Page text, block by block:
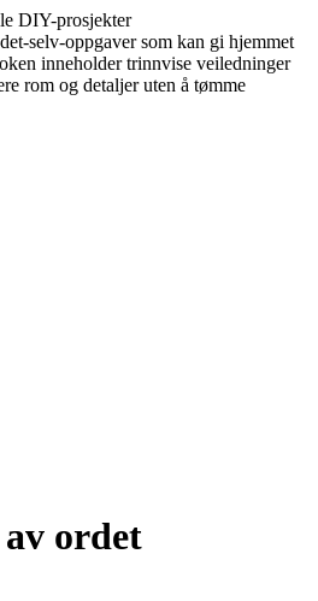
DIY-prosjekter
selv-oppgaver som kan gi hjemmet
inneholder trinnvise veiledninger
rom og detaljer uten å tømme
ordet